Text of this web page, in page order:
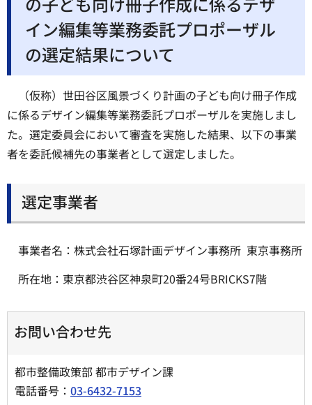
イン編集等業務委託プロポーザル
の選定結果について
（仮称）世田谷区風景づくり計画の子ども向け冊子作成
に係るデザイン編集等業務委託プロポーザルを実施しまし
た。選定委員会において審査を実施した結果、以下の事業
者を委託候補先の事業者として選定しました。
選定事業者
事業者名：株式会社石塚計画デザイン事務所 東京事務所
所在地：東京都渋谷区神泉町20番24号BRICKS7階
お問い合わせ先
都市整備政策部 都市デザイン課
電話番号： 03-6432-7153